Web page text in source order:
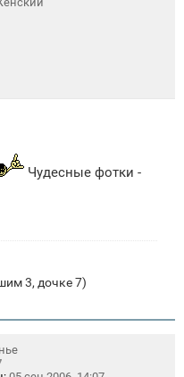
Чудесные фотки -
3, дочке 7)